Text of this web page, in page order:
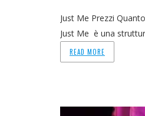
Just Me Prezzi
Just Me è una
READ MORE